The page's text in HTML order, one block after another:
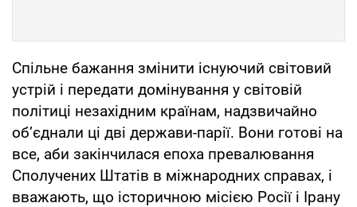
Спільне бажання змінити існуючий світовий
устрій і передати домінування у світовій
політиці незахідним країнам, надзвичайно
об’єднали ці дві держави-парії. Вони готові на
все, аби закінчилася епоха превалювання
Сполучених Штатів в міжнародних справах, і
вважають, що історичною місією Росії і Ірану